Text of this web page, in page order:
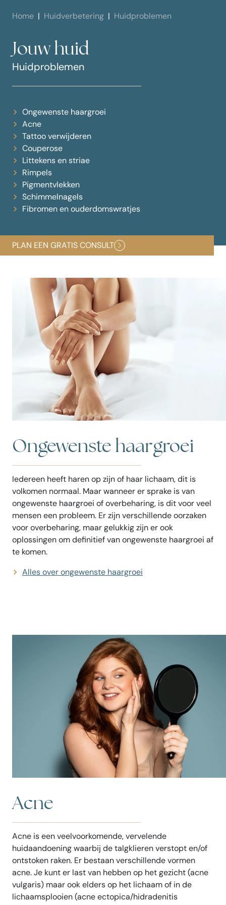
Home Huidverbetering Huidproblemen
Jouw huid
Huidproblemen
Ongewenste haargroei
Acne
Tattoo verwijderen
Couperose
Littekens en striae
Rimpels
Pigmentvlekken
Schimmelnagels
Fibromen en ouderdomswratjes
PLAN EEN GRATIS CONSULT
Ongewenste haargroei
Iedereen heeft haren op zijn of haar lichaam, dit is
volkomen normaal. Maar wanneer er sprake is van
ongewenste haargroei of overbeharing, is dit voor veel
mensen een probleem. Er zijn verschillende oorzaken
voor overbeharing, maar gelukkig zijn er ook
oplossingen om definitief van ongewenste haargroei af
te komen.
Alles over ongewenste haargroei
Acne
Acne is een veelvoorkomende, vervelende
huidaandoening waarbij de talgklieren verstopt en/of
ontstoken raken. Er bestaan verschillende vormen
acne. Je kunt er last van hebben op het gezicht (acne
vulgaris) maar ook elders op het lichaam of in de
lichaamsplooien (acne ectopica/hidradenitis